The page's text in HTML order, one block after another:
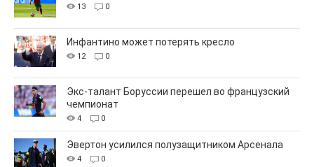
13 0
Инфантино может потерять кресло
12 0
Экс-талант Боруссии перешел во французский
чемпионат
4 0
Эвертон усилился полузащитником Арсенала
4 0